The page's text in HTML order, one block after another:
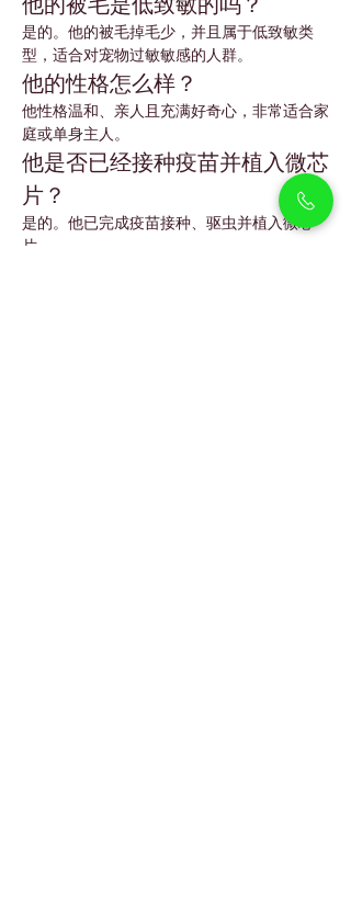
是的。他的被毛掉毛少，并且属于低致敏类
型，适合对宠物过敏敏感的人群。
他的性格怎么样？
他性格温和、亲人且充满好奇心，非常适合家
庭或单身主人。
他是否已经接种疫苗并植入微芯
片？
是的。他已完成疫苗接种、驱虫并植入微芯
片。